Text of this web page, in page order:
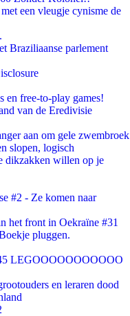
een vleugje cynisme de
Braziliaanse parlement
en free-to-play games!
van de Eredivisie
aan om gele zwembroek
slopen, logisch
dikzakken willen op je
#2 - Ze komen naar
het front in Oekraïne #31
pluggen.
LEGOOOOOOOOOOO
en leraren dood